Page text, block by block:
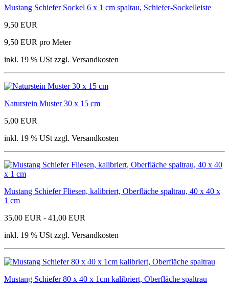
Mustang Schiefer Sockel 6 x 1 cm spaltau, Schiefer-Sockelleiste
9,50 EUR
9,50 EUR pro Meter
inkl. 19 % USt zzgl. Versandkosten
Naturstein Muster 30 x 15 cm
5,00 EUR
inkl. 19 % USt zzgl. Versandkosten
Mustang Schiefer Fliesen, kalibriert, Oberfläche spaltrau, 40 x 40 x
1 cm
35,00 EUR - 41,00 EUR
inkl. 19 % USt zzgl. Versandkosten
Mustang Schiefer 80 x 40 x 1cm kalibriert, Oberfläche spaltrau